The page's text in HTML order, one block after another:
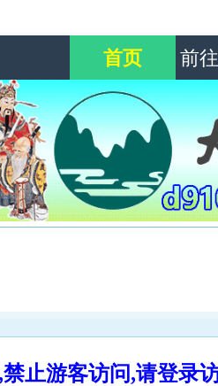
首页 前
,禁止游客访问,请登